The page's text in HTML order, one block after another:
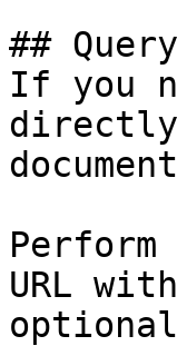
##
If you
URL